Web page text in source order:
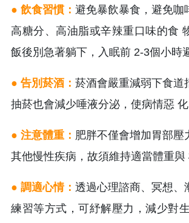
● 飲食習慣： 避免暴飲暴食，避免咖
高糖分、高油脂或辛辣重口味的食
飯後別急著躺下，入眠前 2-3個小時
● 告別菸酒： 菸酒會嚴重減弱下食道
抽菸也會減少唾液分泌，使病情惡 化
● 注意體重： 肥胖不僅會增加胃部壓
其他慢性疾病，故須維持適當體重與
● 調適心情： 透過心理諮商、冥想、
練習等方式，可紓解壓力，減少對